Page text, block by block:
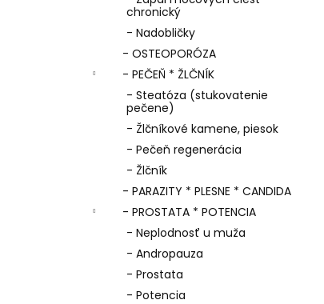
chronický
- Nadobličky
- OSTEOPORÓZA
- PEČEŇ * ŽLČNÍK
- Steatóza (stukovatenie
pečene)
- Žlčníkové kamene, piesok
- Pečeň regenerácia
- Žlčník
- PARAZITY * PLESNE * CANDIDA
- PROSTATA * POTENCIA
- Neplodnosť u muža
- Andropauza
- Prostata
- Potencia